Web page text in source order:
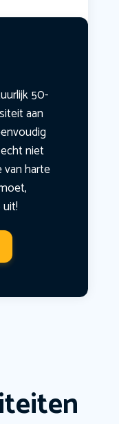
50-
aan
niet
van harte